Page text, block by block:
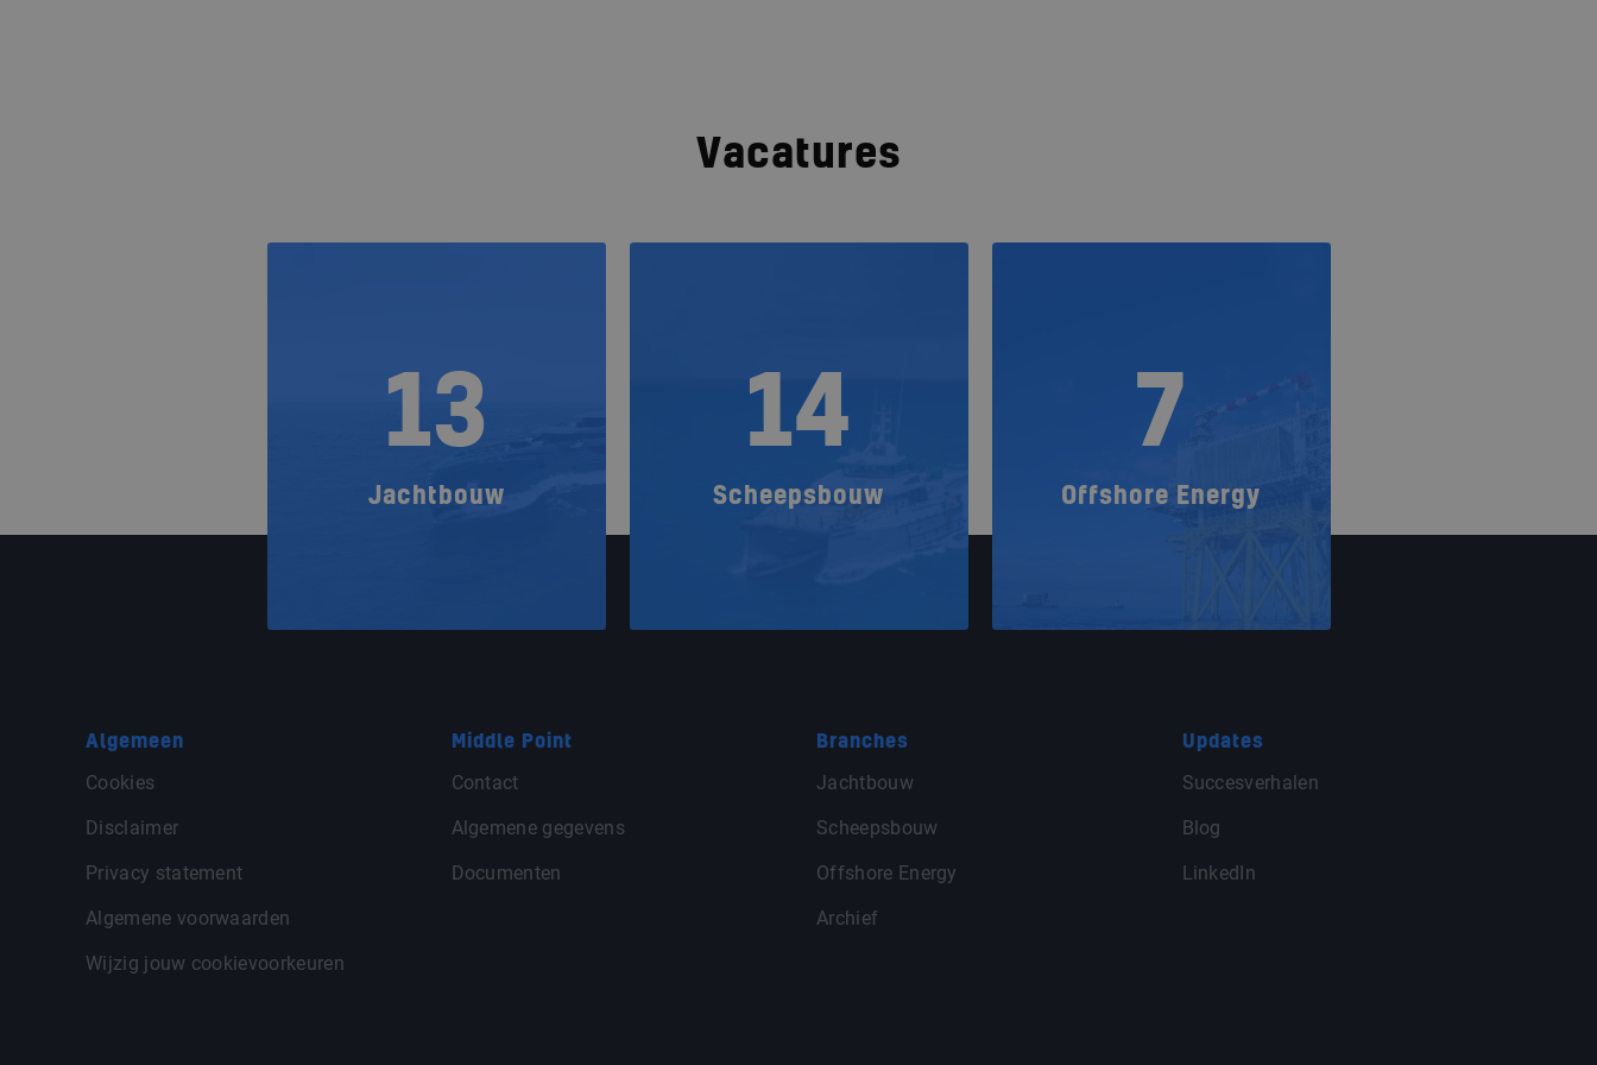
Vacatures
13
Jachtbouw
14
Scheepsbouw
7
Offshore Energy
Algemeen
Cookies
Disclaimer
Privacy statement
Algemene voorwaarden
Wijzig jouw cookievoorkeuren
Middle Point
Contact
Algemene gegevens
Documenten
Branches
Jachtbouw
Scheepsbouw
Offshore Energy
Archief
Updates
Succesverhalen
Blog
LinkedIn